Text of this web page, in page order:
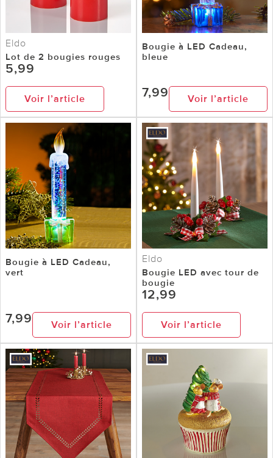
Eldo
Lot de 2 bougies rouges
5,99
Voir l’article
Bougie à LED Cadeau,
bleue
7,99 Voir l’article
Bougie à LED Cadeau,
vert
7,99 Voir l’article
Eldo
Bougie LED avec tour de
bougie
12,99
Voir l’article